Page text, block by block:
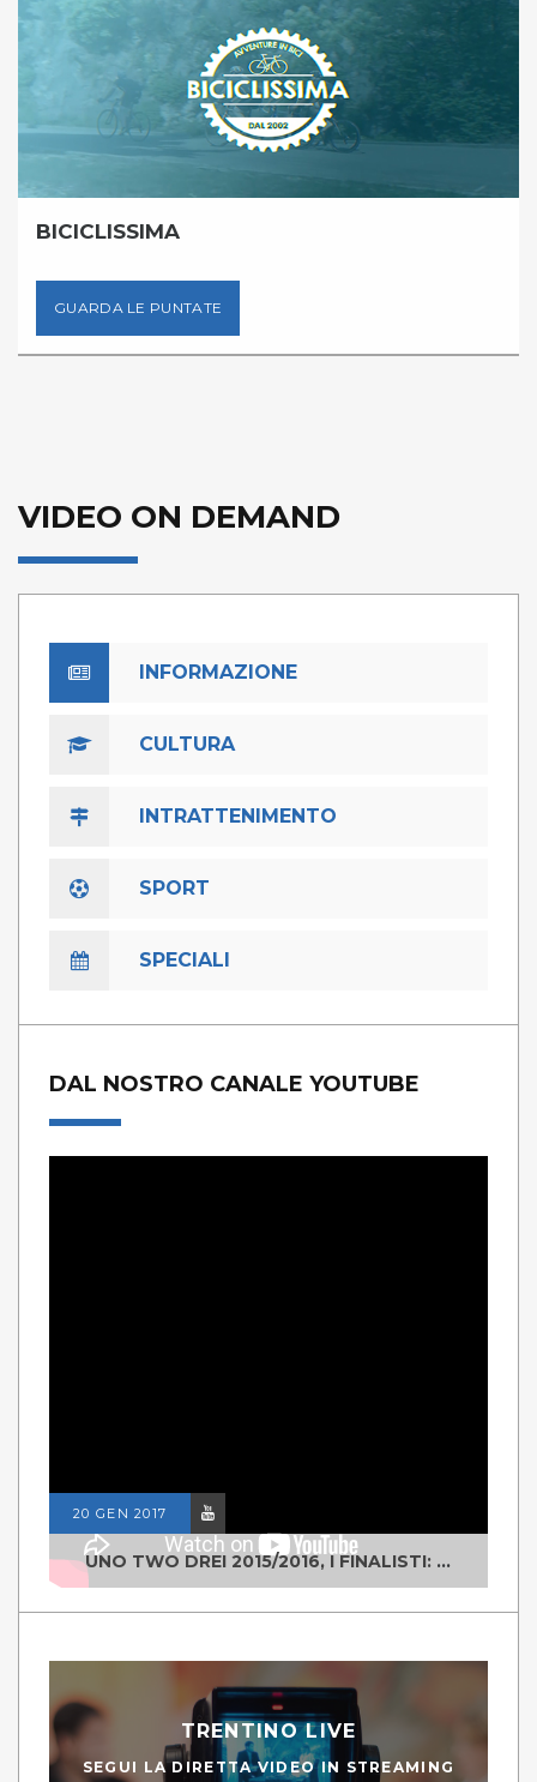
BICICLISSIMA
GUARDA LE PUNTATE
VIDEO ON DEMAND
INFORMAZIONE
CULTURA
INTRATTENIMENTO
SPORT
SPECIALI
DAL NOSTRO CANALE YOUTUBE
20 GEN 2017
UNO TWO DREI 2015/2016, I FINALISTI: CLASSE IV ALS ISTITUTO "DEGASPERI" BORGO VALSUGANA
TRENTINO LIVE
SEGUI LA DIRETTA VIDEO IN STREAMING